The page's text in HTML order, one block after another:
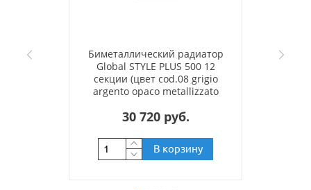
Биметаллический радиатор
Global STYLE PLUS 500 12
секции (цвет cod.08 grigio
argento opaco metallizzato
30 720 руб.
В корзину